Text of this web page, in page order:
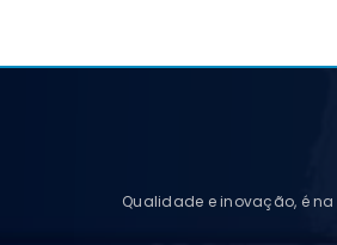
Qualidade e inovação, é